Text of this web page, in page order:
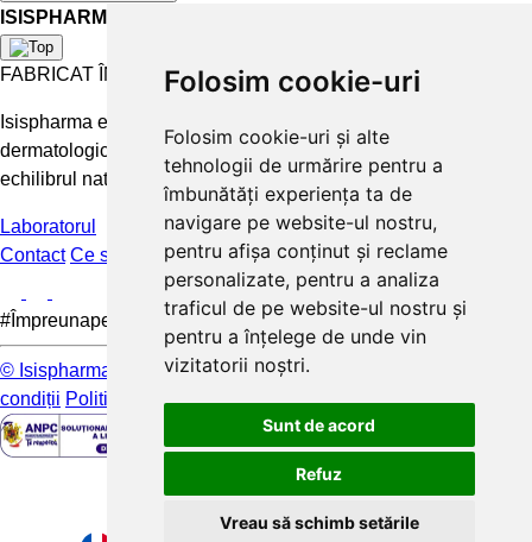
Folosim cookie-uri
Folosim cookie-uri și alte
tehnologii de urmărire pentru a
îmbunătăți experiența ta de
navigare pe website-ul nostru,
pentru afișa conținut și reclame
personalizate, pentru a analiza
traficul de pe website-ul nostru și
pentru a înțelege de unde vin
vizitatorii noștri.
Sunt de acord
Refuz
Vreau să schimb setările
ISISPHARMA
FABRICAT ÎN FRANȚA
Isispharma este un laborator francez care concepe tratamente
dermatologice eficiente și accesibile pentru a păstra și restabili
echilibrul natural al pielii.
Laboratorul
Contact Ce spun clientii FAQ
#Împreunapentrupieleamea
© Isispharma 2026 Livrare si plata Mențiuni legale
condiții Politica de confidențialitate